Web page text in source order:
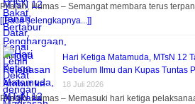
Pitalah, Humas – Semangat membara terus
[[Baca selengkapnya...]]
Hari Ketiga Matamuda, MTsN 12
Sebelum Ilmu dan Kupas Tuntas
18 Juli 2026
Pitalah, Humas – Memasuki hari ketiga